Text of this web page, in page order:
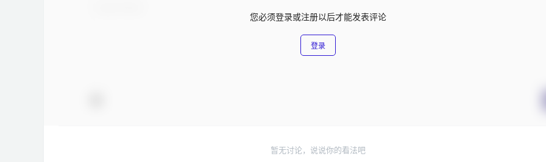
您必须登录或注册以后才能发表评论
登录
暂无讨论，说说你的看法吧